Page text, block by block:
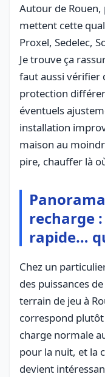
Autour de
mettent cette
Proxel, Sedelec,
Je trouve ça
faut aussi vérifier
protection
éventuels
installation
maison au
pire, chauffer là
recharge
rapide…
Chez un
des puissances
terrain de jeu à
correspond plutôt
charge normale
pour la nuit, et la
devient